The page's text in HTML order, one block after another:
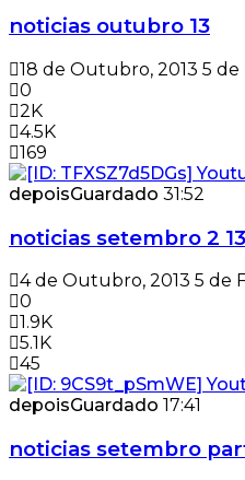
noticias outubro 13
18 de Outubro, 2013 5 de
0
2K
4.5K
169
depoisGuardado 31:52
noticias setembro 2 13
4 de Outubro, 2013 5 de
0
1.9K
5.1K
45
depoisGuardado 17:41
noticias setembro